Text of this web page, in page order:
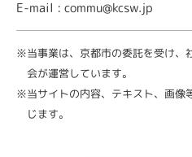
E-mail : commu@kcsw.jp
※当事業は、京都市の委託を受け、
会が運営しています。
※当サイトの内容、テキスト、画像
じます。